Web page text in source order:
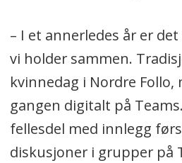
– I et annerledes år er
vi holder sammen.
kvinnedag i Nordre Follo,
gangen digitalt på
fellesdel med innlegg
diskusjoner i grupper på